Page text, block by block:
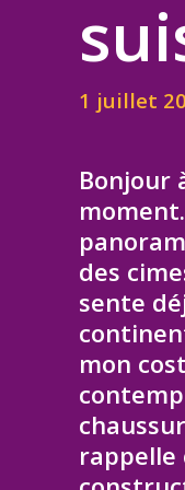
1 juillet
Bonjour
des
sente
mon
rappelle